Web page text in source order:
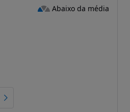
Abaixo da média